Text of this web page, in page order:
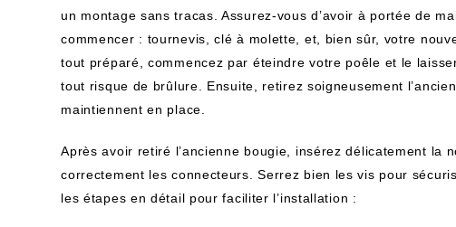
un montage sans tracas. Assurez-vous d’avoir à portée de
commencer : tournevis, clé à molette, et, bien sûr, votre
tout préparé, commencez par éteindre votre poêle et le
tout risque de brûlure. Ensuite, retirez soigneusement
maintiennent en place.
Après avoir retiré l’ancienne bougie, insérez délicatement la
correctement les connecteurs. Serrez bien les vis pour
les étapes en détail pour faciliter l’installation :